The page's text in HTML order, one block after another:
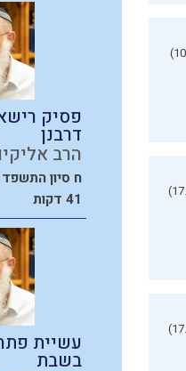
פסיק
דרבנן
הרב
ח סיון התשפד
41 דקות
עשיית
בשבת